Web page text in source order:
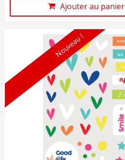
Ajouter au panier
Nouveau !